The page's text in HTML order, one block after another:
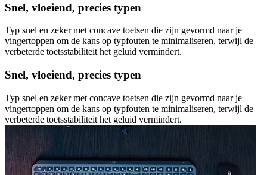
Snel, vloeiend, precies typen
Typ snel en zeker met concave toetsen die zijn gevormd naar je
vingertoppen om de kans op typfouten te minimaliseren, terwijl de
verbeterde toetsstabiliteit het geluid vermindert.
Snel, vloeiend, precies typen
Typ snel en zeker met concave toetsen die zijn gevormd naar je
vingertoppen om de kans op typfouten te minimaliseren, terwijl de
verbeterde toetsstabiliteit het geluid vermindert.